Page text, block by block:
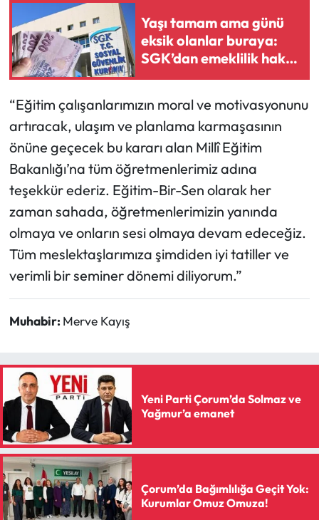
Yaşı tamam ama günü
eksik olanlar buraya:
SGK’dan emeklilik hakkı
kazandıran reçete
“Eğitim çalışanlarımızın moral ve motivasyonunu
artıracak, ulaşım ve planlama karmaşasının
önüne geçecek bu kararı alan Millî Eğitim
Bakanlığı’na tüm öğretmenlerimiz adına
teşekkür ederiz. Eğitim-Bir-Sen olarak her
zaman sahada, öğretmenlerimizin yanında
olmaya ve onların sesi olmaya devam edeceğiz.
Tüm meslektaşlarımıza şimdiden iyi tatiller ve
verimli bir seminer dönemi diliyorum.”
Muhabir: Merve Kayış
Yeni Parti Çorum’da Solmaz ve
Yağmur’a emanet
Çorum’da Bağımlılığa Geçit Yok:
Kurumlar Omuz Omuza!